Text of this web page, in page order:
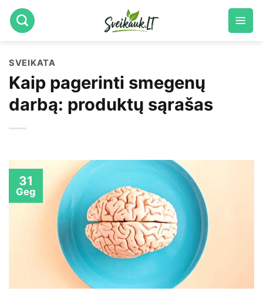
Skip
to
SVEIKATA
Kaip pagerinti smegenų
darbą: produktų sąrašas
31
Geg